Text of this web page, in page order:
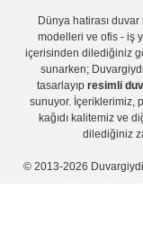
Dünya hatirası duvar
modelleri ve ofis - iş
içerisinden dilediğiniz
sunarken;
tasarlayıp resimli
sunuyor. İçeriklerimiz,
kağıdı kalitemiz ve
dilediğiniz
© 2013-2026